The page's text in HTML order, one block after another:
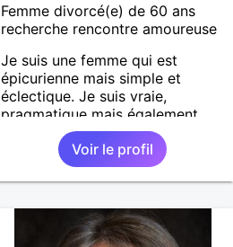
Femme divorcé(e) de 60 ans
recherche rencontre amoureuse
Je suis une femme qui est
épicurienne mais simple et
éclectique. Je suis vraie,
pragmatique mais également
passionnée, j'ai envie de vivre
des moments à deux.
Voir le profil